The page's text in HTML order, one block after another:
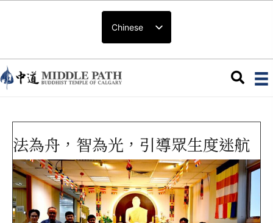
Chinese
法為舟，智為光，引導眾生度迷航